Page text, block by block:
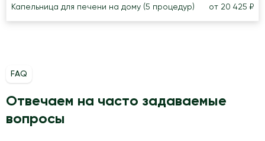
Капельница для печени на дому (5 процедур) от 20 425 ₽
FAQ
Отвечаем на часто задаваемые
вопросы